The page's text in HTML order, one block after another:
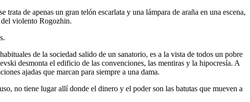
de apenas un gran telón escarlata y una lámpara de araña en una escena,
violento Rogozhin.
de la sociedad salido de un sanatorio, es a la vista de todos un pobre
desmonta el edificio de las convenciones, las mentiras y la hipocresía. A
ajadas que marcan para siempre a una dama.
no tiene lugar allí donde el dinero y el poder son las batutas que mueven a